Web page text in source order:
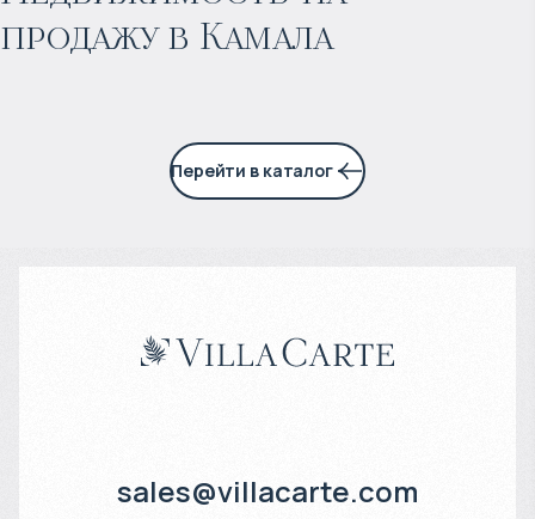
продажу в Камала
3% годовых
Перейти в каталог
sales@villacarte.com